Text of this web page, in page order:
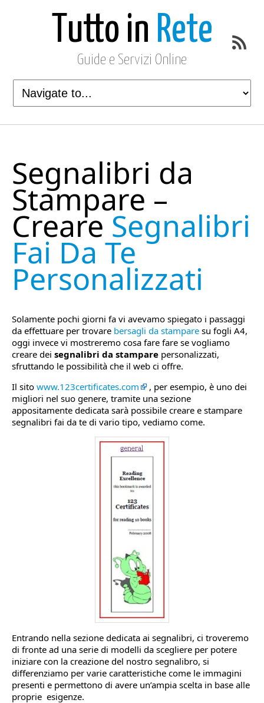
Tutto in Rete
Guide e Servizi Online
Segnalibri da
Stampare –
Creare Segnalibri
Fai Da Te
Personalizzati
Solamente pochi giorni fa vi avevamo spiegato i passaggi
da effettuare per trovare bersagli da stampare su fogli A4,
oggi invece vi mostreremo cosa fare fare se vogliamo
creare dei segnalibri da stampare personalizzati,
sfruttando le possibilità che il web ci offre.
Il sito www.123certificates.com
, per esempio, è uno dei
migliori nel suo genere, tramite una sezione
appositamente dedicata sarà possibile creare e stampare
segnalibri fai da te di vario tipo, vediamo come.
Entrando nella sezione dedicata ai segnalibri, ci troveremo
di fronte ad una serie di modelli da scegliere per potere
iniziare con la creazione del nostro segnalibro, si
differenziamo per varie caratteristiche come le immagini
presenti e permettono di avere un’ampia scelta in base alle
proprie esigenze.